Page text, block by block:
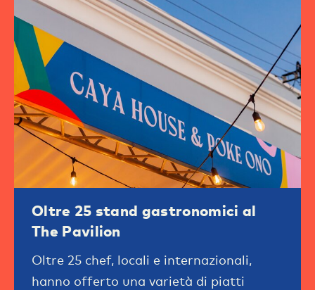
Oltre 25 stand gastronomici al
The Pavilion
Oltre 25 chef, locali e internazionali,
hanno offerto una varietà di piatti